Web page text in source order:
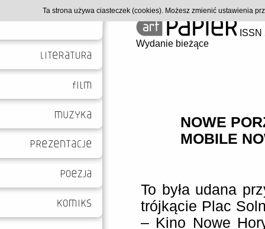
Wydanie bieżące
NOWE
MOBILE
To była udana
trójkącie Plac
– Kino Nowe
Ta strona używa ciasteczek (cookies). Możesz zmienić ustawienia